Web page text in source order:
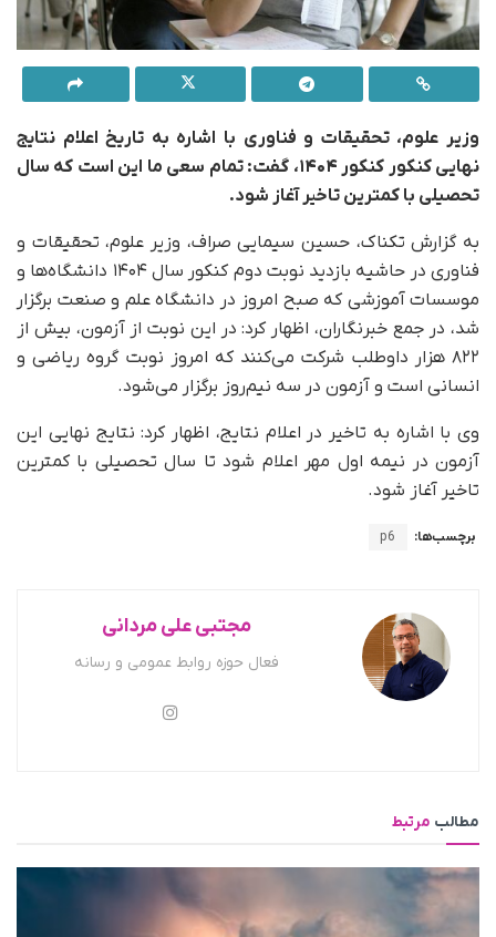
وزیر علوم، تحقیقات و فناوری با اشاره به تاریخ اعلام نتایج
نهایی کنکور کنکور ۱۴۰۴، گفت: تمام سعی ما این است که سال
تحصیلی با کمترین تاخیر آغاز شود.
به گزارش تکناک، حسین سیمایی صراف، وزیر علوم، تحقیقات و
فناوری در حاشیه بازدید نوبت دوم کنکور سال ۱۴۰۴ دانشگاه‌ها و
موسسات آموزشی که صبح امروز در دانشگاه علم و صنعت برگزار
شد، در جمع خبرنگاران، اظهار کرد: در این نوبت از آزمون، بیش از
۸۲۲ هزار داوطلب شرکت می‌کنند که امروز نوبت گروه ریاضی و
انسانی است و آزمون در سه نیم‌روز برگزار می‌شود.
وی با اشاره به تاخیر در اعلام نتایج، اظهار کرد: نتایج نهایی این
آزمون در نیمه اول مهر اعلام شود تا سال تحصیلی با کمترین
تاخیر آغاز شود.
برچسب‌ها: p6
مجتبی علی مردانی
فعال حوزه روابط عمومی و رسانه
مطالب مرتبط